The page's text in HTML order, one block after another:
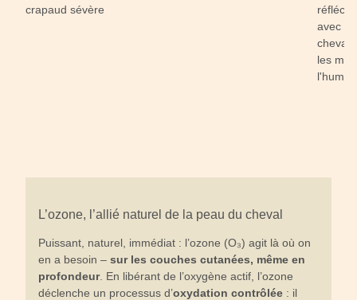
crapaud sévère
avec
les
L’ozone, l’allié naturel de la peau du cheval
Puissant, naturel, immédiat : l’ozone (O₃) agit là où on
en a besoin – sur les couches cutanées, même en
profondeur. En libérant de l’oxygène actif, l’ozone
déclenche un processus d’oxydation contrôlée : il